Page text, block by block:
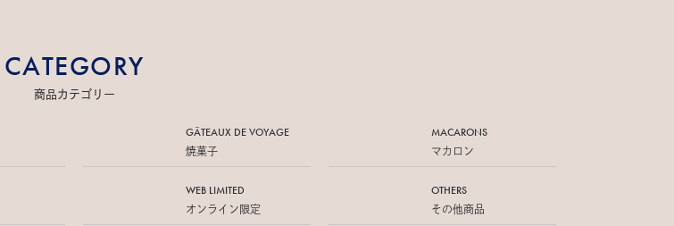
CATEGORY
商品カテゴリー
GÂTEAUX DEVOYAGE
焼菓子
MACARONS
マカロン
WEB LIMITED
オンライン限定
OTHERS
その他商品